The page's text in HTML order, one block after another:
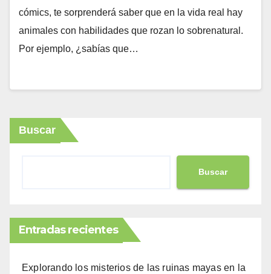
cómics, te sorprenderá saber que en la vida real hay
animales con habilidades que rozan lo sobrenatural.
Por ejemplo, ¿sabías que…
Buscar
Buscar
Entradas recientes
Explorando los misterios de las ruinas mayas en la